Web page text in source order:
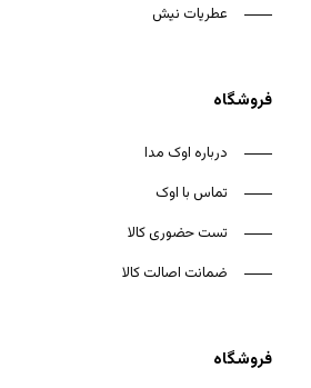
هیچ محصولی در سبد خرید نیست.
بازگشت به فروشگاه
عطریات نیش
فروشگاه
درباره اوک مدا
تماس با اوک
تست حضوری کالا
ضمانت اصالت کالا
فروشگاه